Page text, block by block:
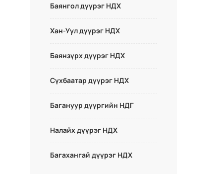
Баянгол дүүрэг НДХ
Хан-Уул дүүрэг НДХ
Баянзүрх дүүрэг НДХ
Сүхбаатар дүүрэг НДХ
Багануур дүүргийн НДГ
Налайх дүүрэг НДХ
Багахангай дүүрэг НДХ